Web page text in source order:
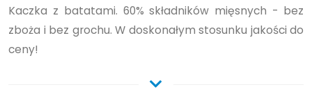
Kaczka z batatami. 60% składników mięsnych - bez
zboża i bez grochu. W doskonałym stosunku jakości do
ceny!